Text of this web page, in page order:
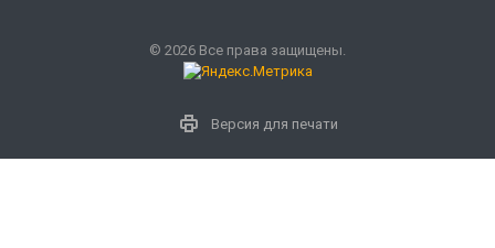
© 2026 Все права защищены.
Версия для печати
Наши контакты